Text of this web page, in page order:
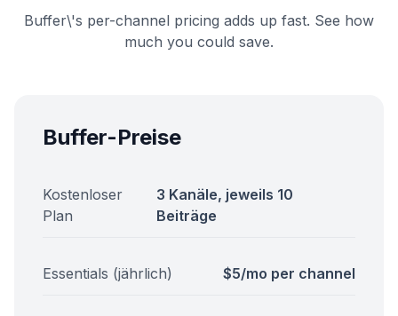
Buffer\'s per-channel pricing adds up fast. See how
much you could save.
Buffer-Preise
Kostenloser
Plan
3 Kanäle, jeweils 10
Beiträge
Essentials (jährlich) $5/mo per channel